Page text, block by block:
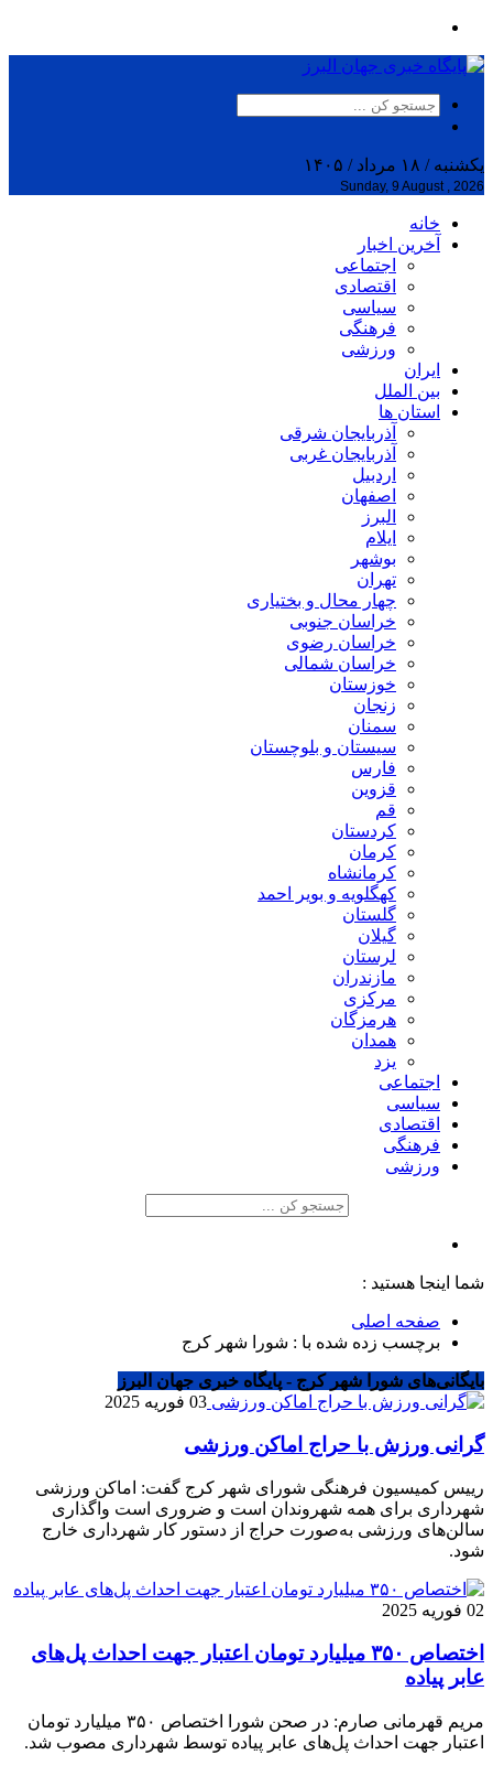
یکشنبه / ۱۸ مرداد / ۱۴۰۵
Sunday, 9 August , 2026
خانه
آخرین اخبار
اجتماعی
اقتصادی
سیاسی
فرهنگی
ورزشی
ایران
بین الملل
استان ها
آذربایجان شرقی
آذربایجان غربی
اردبیل
اصفهان
البرز
ایلام
بوشهر
تهران
چهار محال و بختیاری
خراسان جنوبی
خراسان رضوی
خراسان شمالی
خوزستان
زنجان
سمنان
سیستان و بلوچستان
فارس
قزوین
قم
کردستان
کرمان
کرمانشاه
کهگلویه و بویر احمد
گلستان
گیلان
لرستان
مازندران
مرکزی
هرمزگان
همدان
یزد
اجتماعی
سیاسی
اقتصادی
فرهنگی
ورزشی
شما اینجا هستید :
صفحه اصلی
برچسب زده شده با : شورا شهر کرج
بایگانی‌های شورا شهر کرج - پایگاه خبری جهان البرز
03 فوریه 2025
گرانی ورزش با حراج اماکن ورزشی
رییس کمیسیون فرهنگی شورای شهر کرج گفت: اماکن ورزشی
شهرداری برای همه شهروندان است و ضروری است واگذاری
سالن‌های ورزشی به‌صورت حراج از دستور کار شهرداری خارج
شود.
02 فوریه 2025
اختصاص ۳۵۰ میلیارد تومان اعتبار جهت احداث پل‌های
عابر پیاده
مریم قهرمانی صارم: در صحن شورا اختصاص ۳۵۰ میلیارد تومان
اعتبار جهت احداث پل‌های عابر پیاده توسط شهرداری مصوب شد.